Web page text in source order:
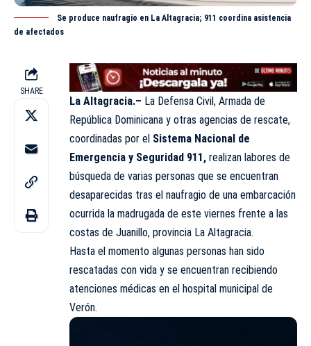
Se produce naufragio en La Altagracia; 911 coordina asistencia
de afectados
SHARE
La Altagracia.– La Defensa Civil, Armada de
República Dominicana y otras agencias de rescate,
coordinadas por el Sistema Nacional de
Emergencia y Seguridad 911, realizan labores de
búsqueda de varias personas que se encuentran
desaparecidas tras el naufragio de una embarcación
ocurrida la madrugada de este viernes frente a las
costas de Juanillo, provincia La Altagracia.
Hasta el momento algunas personas han sido
rescatadas con vida y se encuentran recibiendo
atenciones médicas en el hospital municipal de
Verón.